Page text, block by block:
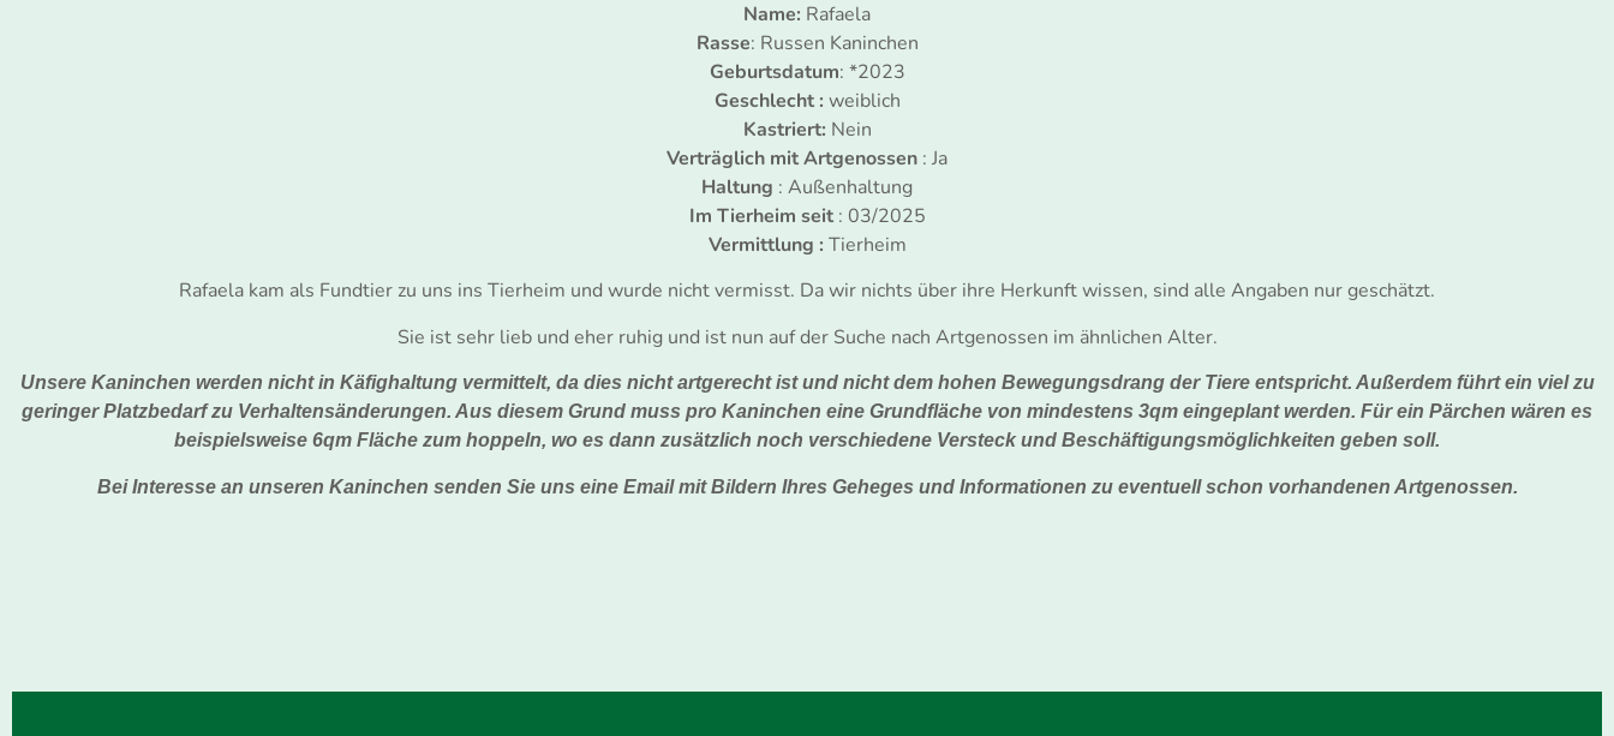
Name: Rafaela
Rasse: Russen Kaninchen
Geburtsdatum: *2023
Geschlecht : weiblich
Kastriert: Nein
Verträglich mit Artgenossen : Ja
Haltung : Außenhaltung
Im Tierheim seit: 03/2025
Vermittlung : Tierheim
Rafaela kam als Fundtier zu uns ins Tierheim und wurde nicht vermisst. Da wir nichts über ihre Herkunft wissen, sind alle Angaben nur geschätzt.
Sie ist sehr lieb und eher ruhig und ist nun auf der Suche nach Artgenossen im ähnlichen Alter.
Unsere Kaninchen werden nicht in Käfighaltung vermittelt, da dies nicht artgerecht ist und nicht dem hohen Bewegungsdrang der Tiere entspricht. Außerdem führt ein viel zu
geringer Platzbedarf zu Verhaltensänderungen. Aus diesem Grund muss pro Kaninchen eine Grundfläche von mindestens 3qm eingeplant werden. Für ein Pärchen wären es
beispielsweise 6qm Fläche zum hoppeln, wo es dann zusätzlich noch verschiedene Versteck und Beschäftigungsmöglichkeiten geben soll.
Bei Interesse an unseren Kaninchen senden Sie uns eine Email mit Bildern Ihres Geheges und Informationen zu eventuell schon vorhandenen Artgenossen.